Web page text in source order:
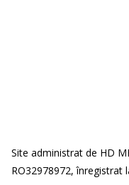
Site administrat de HD
RO32978972, înregistrat